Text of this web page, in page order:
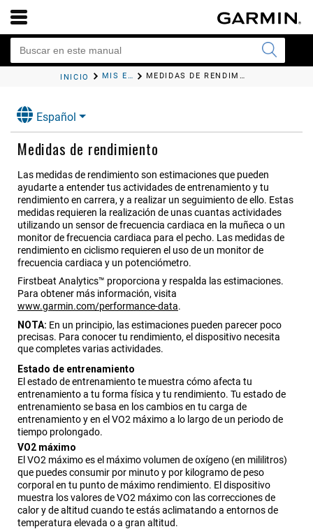
INICIO MIS ESTADÍSTICAS MEDIDAS DE RENDIMIENTO
Español
Medidas de rendimiento
Las medidas de rendimiento son estimaciones que pueden
ayudarte a entender tus actividades de entrenamiento y tu
rendimiento en carrera, y a realizar un seguimiento de ello. Estas
medidas requieren la realización de unas cuantas actividades
utilizando un sensor de frecuencia cardiaca en la muñeca o un
monitor de frecuencia cardiaca para el pecho. Las medidas de
rendimiento en ciclismo requieren el uso de un monitor de
frecuencia cardiaca y un potenciómetro.
Firstbeat Analytics™ proporciona y respalda las estimaciones.
Para obtener más información, visita
www.garmin.com/performance-data.
NOTA: En un principio, las estimaciones pueden parecer poco
precisas. Para conocer tu rendimiento, el dispositivo necesita
que completes varias actividades.
Estado de entrenamiento
El estado de entrenamiento te muestra cómo afecta tu
entrenamiento a tu forma física y tu rendimiento. Tu estado de
entrenamiento se basa en los cambios en tu carga de
entrenamiento y en el VO2 máximo a lo largo de un periodo de
tiempo prolongado.
VO2 máximo
El VO2 máximo es el máximo volumen de oxígeno (en mililitros)
que puedes consumir por minuto y por kilogramo de peso
corporal en tu punto de máximo rendimiento. El dispositivo
muestra los valores de VO2 máximo con las correcciones de
calor y de altitud cuando te estás aclimatando a entornos de
temperatura elevada o a gran altitud.